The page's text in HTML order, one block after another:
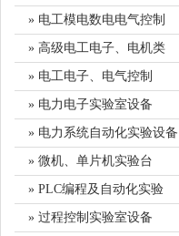
» 电工模电数电电气控制
» 高级电工电子、电机类
» 电工电子、电气控制
» 电力电子实验室设备
» 电力系统自动化实验设备
» 微机、单片机实验台
» PLC编程及自动化实验
» 过程控制实验室设备